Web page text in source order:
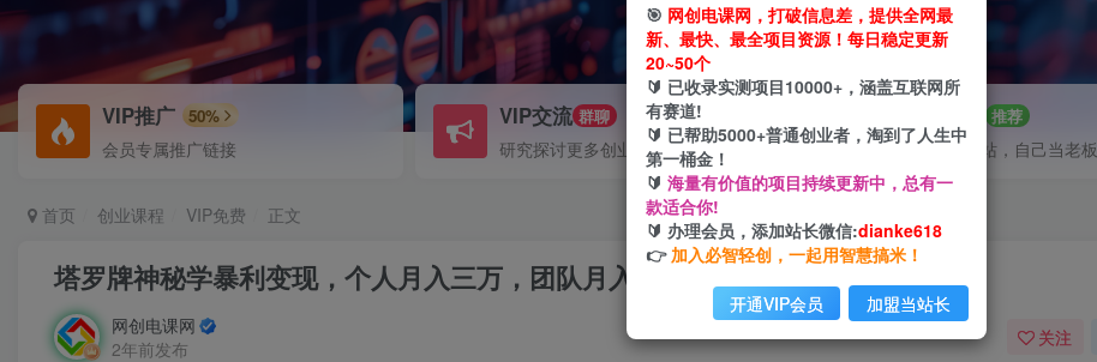
VIP推广 50%
会员专属推广链接
VIP交流 群聊
研究探讨更多创业项目路子。
推荐
搭建同款网站，自己当老板
首页 创业课程 VIP免费 正文
塔罗牌神秘学暴利变现，个人月入三万，团队月入十万！
网创电课网
2年前发布
关注
🎯 网创电课网，打破信息差，提供全网最
新、最快、最全项目资源！每日稳定更新
20~50个
🔰 已收录实测项目10000+，涵盖互联网所
有赛道!
🔰 已帮助5000+普通创业者，淘到了人生中
第一桶金！
🔰 海量有价值的项目持续更新中，总有一
款适合你!
🔰 办理会员，添加站长微信:dianke618
👉 加入必智轻创，一起用智慧搞米！
开通VIP会员 加盟当站长